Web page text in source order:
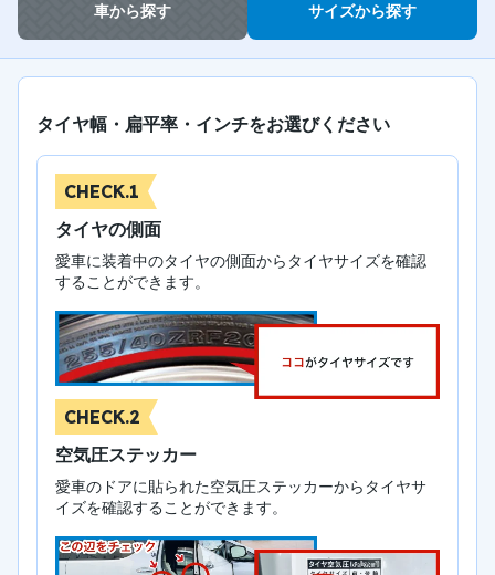
車から探す サイズから探す
タイヤ幅・扁平率・インチをお選びください
CHECK.1
タイヤの側面
愛車に装着中のタイヤの側面からタイヤサイズを確認
することができます。
CHECK.2
空気圧ステッカー
愛車のドアに貼られた空気圧ステッカーからタイヤサ
イズを確認することができます。